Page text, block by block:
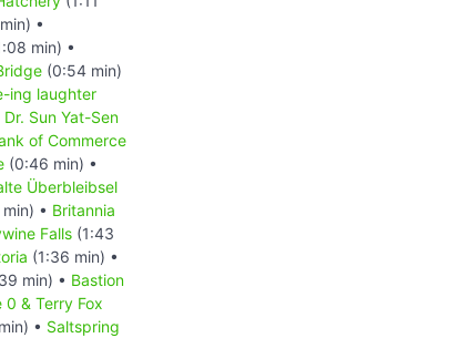
•
min) •
(0:54 min)
ing laughter
Dr. Sun Yat-Sen
of Commerce
(0:46 min) •
Überbleibsel
• Britannia
Falls (1:43
(1:36 min) •
min) • Bastion
0 & Terry Fox
• Saltspring